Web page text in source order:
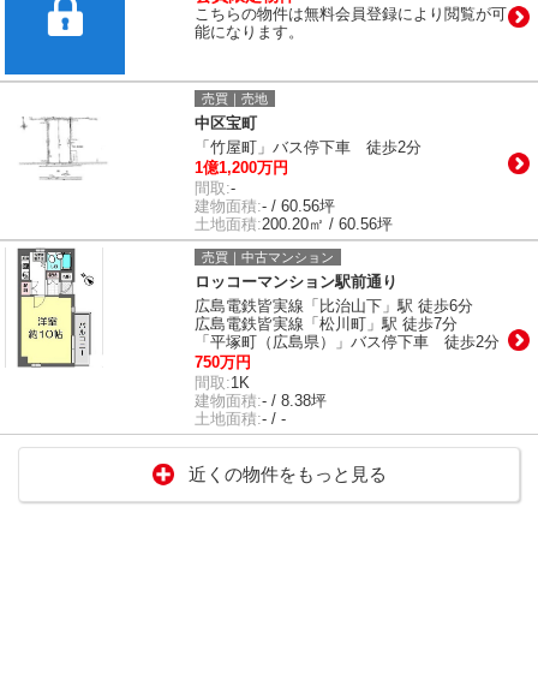
こちらの物件は無料会員登録により閲覧が可
能になります。
売買｜売地
中区宝町
「竹屋町」バス停下車 徒歩2分
1億1,200万円
間取:-
建物面積:- / 60.56坪
土地面積:200.20㎡ / 60.56坪
売買｜中古マンション
ロッコーマンション駅前通り
広島電鉄皆実線「比治山下」駅 徒歩6分
広島電鉄皆実線「松川町」駅 徒歩7分
「平塚町（広島県）」バス停下車 徒歩2分
750万円
間取:1K
建物面積:- / 8.38坪
土地面積:- / -
近くの物件をもっと見る